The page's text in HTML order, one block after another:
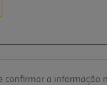
confirmar a informação